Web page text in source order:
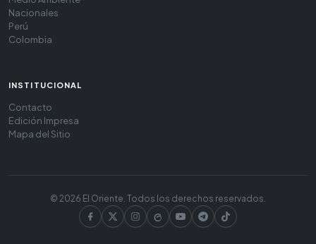
Nacionales
Perú
Colombia
INSTITUCIONAL
Contacto
Edición Impresa
Mapa del Sitio
© 2026 El Oriente. Todos los derechos reservados.